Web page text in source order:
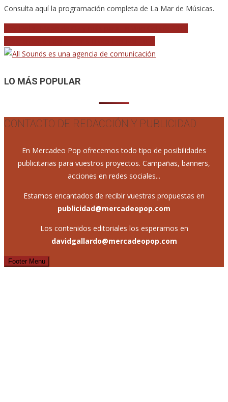
Consulta aquí la programación completa de La Mar de Músicas.
de
entradas
LO MÁS POPULAR
CONTACTO DE REDACCIÓN Y PUBLICIDAD
En Mercadeo Pop ofrecemos todo tipo de posibilidades
publicitarias para vuestros proyectos. Campañas, banners,
acciones en redes sociales...
Estamos encantados de recibir vuestras propuestas en
publicidad@mercadeopop.com
Los contenidos editoriales los esperamos en
davidgallardo@mercadeopop.com
Footer Menu